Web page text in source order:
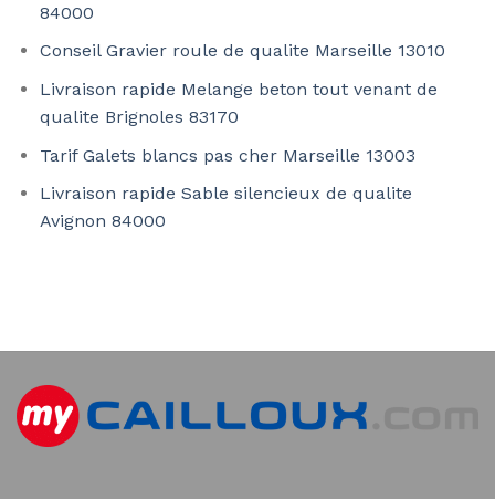
84000
Conseil Gravier roule de qualite Marseille 13010
Livraison rapide Melange beton tout venant de
qualite Brignoles 83170
Tarif Galets blancs pas cher Marseille 13003
Livraison rapide Sable silencieux de qualite
Avignon 84000